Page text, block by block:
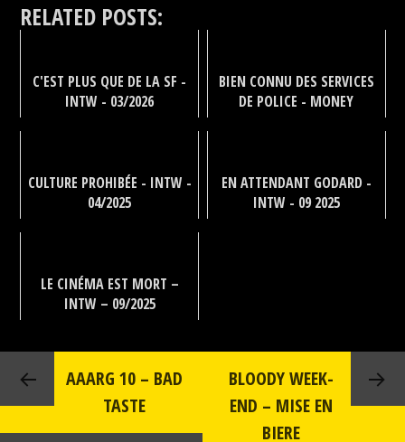
RELATED POSTS:
C'EST PLUS QUE DE LA SF -
INTW - 03/2026
BIEN CONNU DES SERVICES
DE POLICE - MONEY
CULTURE PROHIBÉE - INTW -
04/2025
EN ATTENDANT GODARD -
INTW - 09 2025
LE CINÉMA EST MORT –
INTW – 09/2025
AAARG 10 – BAD
TASTE
BLOODY WEEK-
END – MISE EN
BIERE